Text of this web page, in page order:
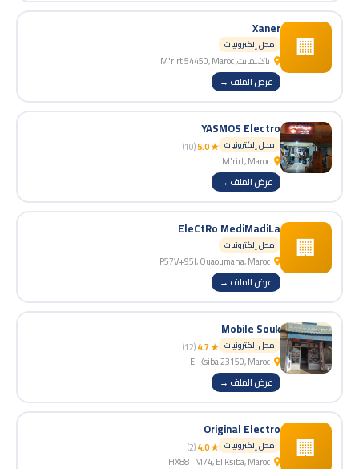
🏢
Xaner
محل إلكترونيات
عرض الملف →
YASMOS Electro
محل إلكترونيات ★ 5.0
(10)
عرض الملف →
🏢
EleCtRo MediMadiLa
محل إلكترونيات
عرض الملف →
Mobile Souk
محل إلكترونيات ★ 4.7
(12)
عرض الملف →
🏢
Original Electro
محل إلكترونيات ★ 4.0
(2)